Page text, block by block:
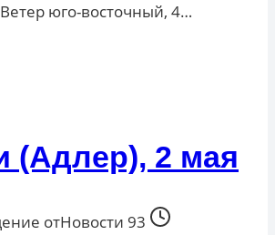
юго-восточный, 4…
(Адлер), 2 мая
отНовости 93